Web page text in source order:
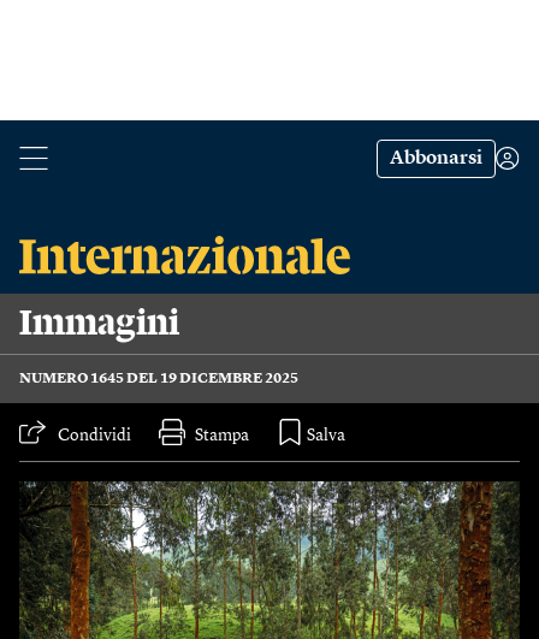
Abbonarsi
Immagini
NUMERO 1645 DEL 19 DICEMBRE 2025
Condividi Stampa